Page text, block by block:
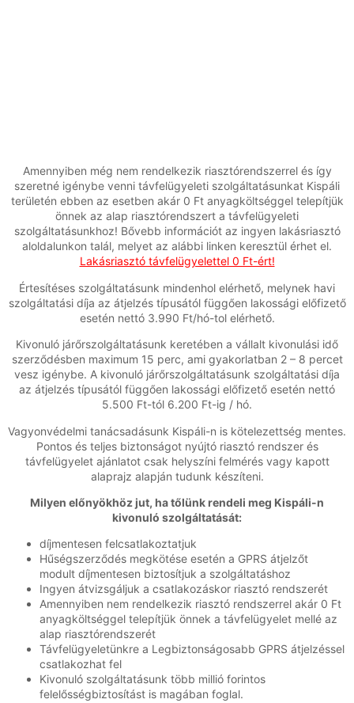
Amennyiben még nem rendelkezik riasztórendszerrel és így
szeretné igénybe venni távfelügyeleti szolgáltatásunkat Kispáli
területén ebben az esetben akár 0 Ft anyagköltséggel telepítjük
önnek az alap riasztórendszert a távfelügyeleti
szolgáltatásunkhoz! Bővebb információt az ingyen lakásriasztó
aloldalunkon talál, melyet az alábbi linken keresztül érhet el.
Lakásriasztó távfelügyelettel 0 Ft-ért!
Értesítéses szolgáltatásunk mindenhol elérhető, melynek havi
szolgáltatási díja az átjelzés típusától függően lakossági előfizető
esetén nettó 3.990 Ft/hó-tol elérhető.
Kivonuló járőrszolgáltatásunk keretében a vállalt kivonulási idő
szerződésben maximum 15 perc, ami gyakorlatban 2 – 8 percet
vesz igénybe. A kivonuló járőrszolgáltatásunk szolgáltatási díja
az átjelzés típusától függően lakossági előfizető esetén nettó
5.500 Ft-tól 6.200 Ft-ig / hó.
Vagyonvédelmi tanácsadásunk Kispáli-n is kötelezettség mentes.
Pontos és teljes biztonságot nyújtó riasztó rendszer és
távfelügyelet ajánlatot csak helyszíni felmérés vagy kapott
alaprajz alapján tudunk készíteni.
Milyen előnyökhöz jut, ha tőlünk rendeli meg Kispáli-n
kivonuló szolgáltatását:
díjmentesen felcsatlakoztatjuk
Hűségszerződés megkötése esetén a GPRS átjelzőt
modult díjmentesen biztosítjuk a szolgáltatáshoz
Ingyen átvizsgáljuk a csatlakozáskor riasztó rendszerét
Amennyiben nem rendelkezik riasztó rendszerrel akár 0 Ft
anyagköltséggel telepítjük önnek a távfelügyelet mellé az
alap riasztórendszerét
Távfelügyeletünkre a Legbiztonságosabb GPRS átjelzéssel
csatlakozhat fel
Kivonuló szolgáltatásunk több millió forintos
felelősségbiztosítást is magában foglal.